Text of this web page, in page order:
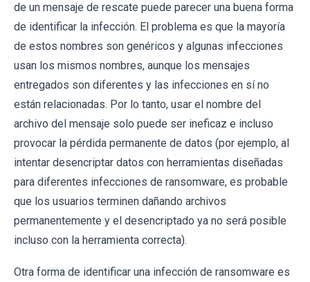
de un mensaje de rescate puede parecer una buena forma
de identificar la infección. El problema es que la mayoría
de estos nombres son genéricos y algunas infecciones
usan los mismos nombres, aunque los mensajes
entregados son diferentes y las infecciones en sí no
están relacionadas. Por lo tanto, usar el nombre del
archivo del mensaje solo puede ser ineficaz e incluso
provocar la pérdida permanente de datos (por ejemplo, al
intentar desencriptar datos con herramientas diseñadas
para diferentes infecciones de ransomware, es probable
que los usuarios terminen dañando archivos
permanentemente y el desencriptado ya no será posible
incluso con la herramienta correcta).
Otra forma de identificar una infección de ransomware es